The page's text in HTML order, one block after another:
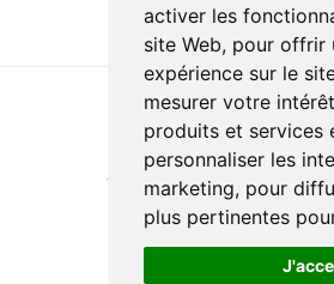
activer les
site Web, pour offrir
expérience sur le
mesurer votre
produits et services
personnaliser les
marketing, pour
plus pertinentes
Last update : 26 September
Accessibility
Website